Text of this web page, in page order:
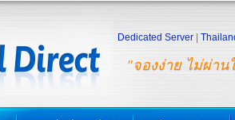
"จองง่าย ไม่ผ่าน
Dedicated Server